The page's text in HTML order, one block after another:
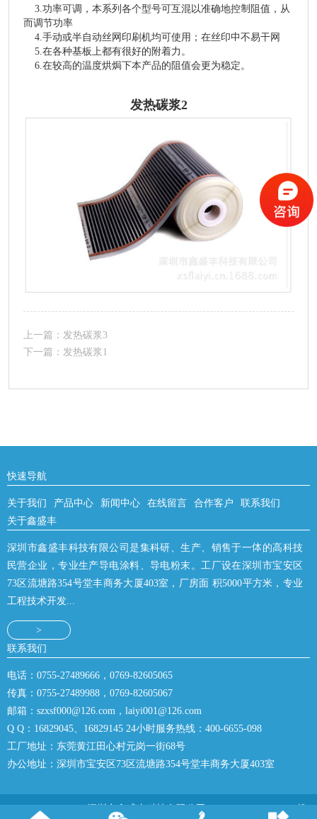
3.功率可调，本系列各个型号可互混以准确地控制阻值，从
而调节功率
4.手动或半自动丝网印刷机均可使用；在丝印中不易干网
5.在各种基板上都有很好的附着力。
6.在较高的温度烘焗下本产品的阻值会更为稳定。
发热碳浆2
上一篇： 发热碳浆3
下一篇： 发热碳浆1
快速导航
关于我们 产品中心 新闻中心 在线留言 合作客户
联系我们
关于鑫盛丰
深圳市鑫盛丰科技有限公司是集科研、生产、销售于一体的高科技
民营企业，专业生产导电涂料、导电粉末。工厂设在深圳市宝安区
73区流塘路354号堂丰商务大厦403室，厂房面 积5000平方米，专业
工程技术开发...
>
联系我们
电话：0755-27489666，0769-82605065
传真：0755-27489988，0769-82605067
邮箱：szxsf000@126.com，laiyi001@126.com
Q Q：16829045、16829145 24小时服务热线：400-6655-098
工厂地址：东莞黄江田心村元岗一街68号
办公地址：深圳市宝安区73区流塘路354号堂丰商务大厦403室
Copyright © 2019 深圳市鑫盛丰科技有限公司 All Rights Reserved. 推